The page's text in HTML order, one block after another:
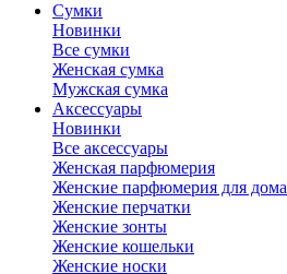
Сумки
Новинки
Все сумки
Женская сумка
Мужская сумка
Аксессуары
Новинки
Все аксессуары
Женская парфюмерия
Женские парфюмерия для дома
Женские перчатки
Женские зонты
Женские кошельки
Женские носки